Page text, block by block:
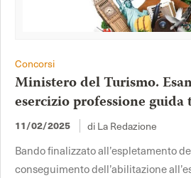
Concorsi
Ministero del Turismo.
esercizio professione
11/02/2025 di La Redazione
Bando finalizzato all’espletamento
conseguimento dell’abilitazione